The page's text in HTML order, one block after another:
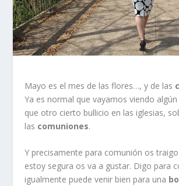
Mayo es el mes de las flores…, y de las
Ya es normal que vayamos viendo
que otro cierto bullicio en las iglesias,
las comuniones.
Y precisamente para comunión os
estoy segura os va a gustar. Digo para
igualmente puede venir bien para una